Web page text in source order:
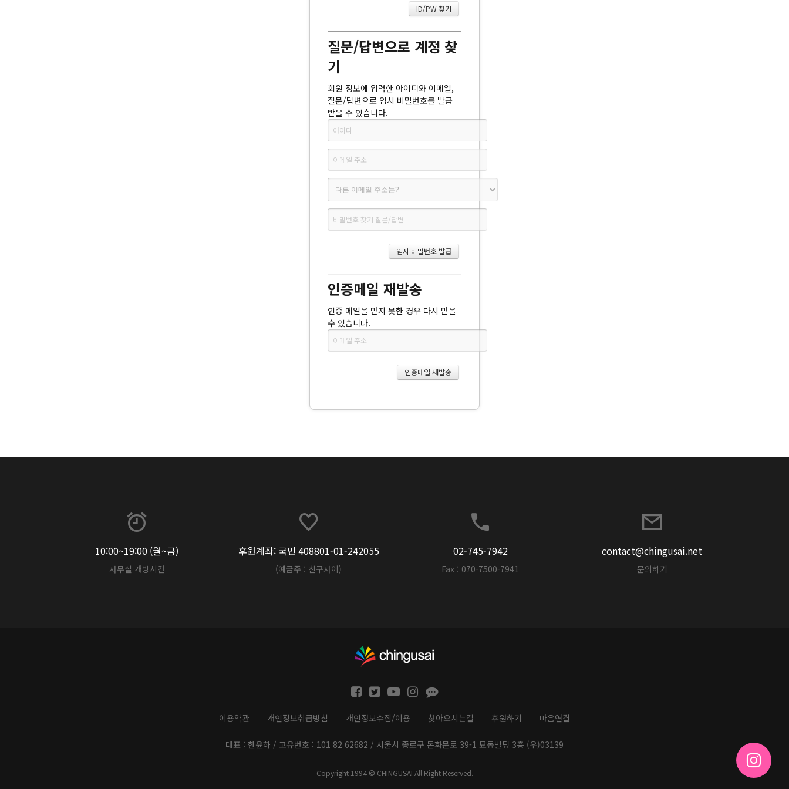
질문/답변으로 계정 찾
기
회원 정보에 입력한 아이디와 이메일,
질문/답변으로 임시 비밀번호를 발급
받을 수 있습니다.
인증메일 재발송
인증 메일을 받지 못한 경우 다시 받을
수 있습니다.
10:00~19:00 (월~금)
사무실 개방시간
후원계좌: 국민 408801-01-242055
(예금주 : 친구사이)
02-745-7942
Fax : 070-7500-7941
contact@chingusai.net
문의하기
이용약관 개인정보취급방침 개인정보수집/이용 찾아오시는길 후원하기 마음연결
대표 : 한윤하 / 고유번호 : 101 82 62682 / 서울시 종로구 돈화문로 39-1 묘동빌딩 3층 (우)03139
Copyright 1994 © CHINGUSAI All Right Reserved.